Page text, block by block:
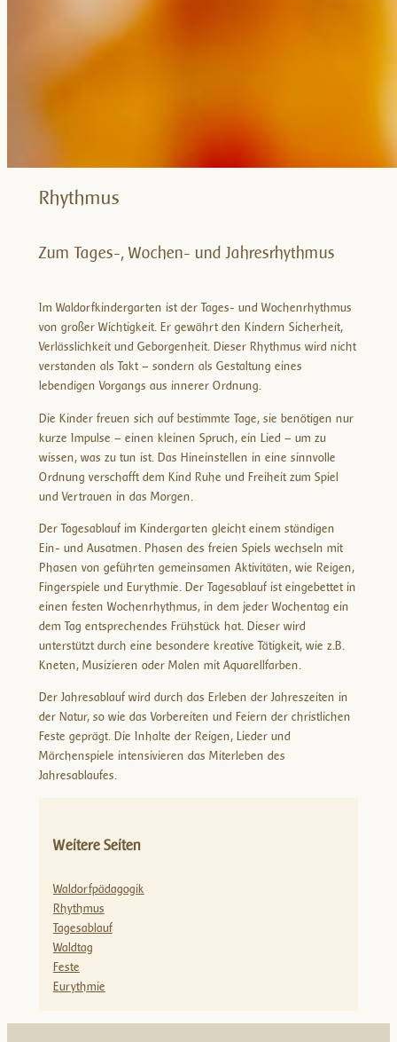
Rhythmus
Zum Tages-, Wochen- und Jahresrhythmus
Im Waldorfkindergarten ist der Tages- und Wochenrhythmus
von großer Wichtigkeit. Er gewährt den Kindern Sicherheit,
Verlässlichkeit und Geborgenheit. Dieser Rhythmus wird nicht
verstanden als Takt – sondern als Gestaltung eines
lebendigen Vorgangs aus innerer Ordnung.
Die Kinder freuen sich auf bestimmte Tage, sie benötigen nur
kurze Impulse – einen kleinen Spruch, ein Lied – um zu
wissen, was zu tun ist. Das Hineinstellen in eine sinnvolle
Ordnung verschafft dem Kind Ruhe und Freiheit zum Spiel
und Vertrauen in das Morgen.
Der Tagesablauf im Kindergarten gleicht einem ständigen
Ein- und Ausatmen. Phasen des freien Spiels wechseln mit
Phasen von geführten gemeinsamen Aktivitäten, wie Reigen,
Fingerspiele und Eurythmie. Der Tagesablauf ist eingebettet in
einen festen Wochenrhythmus, in dem jeder Wochentag ein
dem Tag entsprechendes Frühstück hat. Dieser wird
unterstützt durch eine besondere kreative Tätigkeit, wie z.B.
Kneten, Musizieren oder Malen mit Aquarellfarben.
Der Jahresablauf wird durch das Erleben der Jahreszeiten in
der Natur, so wie das Vorbereiten und Feiern der christlichen
Feste geprägt. Die Inhalte der Reigen, Lieder und
Märchenspiele intensivieren das Miterleben des
Jahresablaufes.
Weitere Seiten
Waldorfpädagogik
Rhythmus
Tagesablauf
Waldtag
Feste
Eurythmie